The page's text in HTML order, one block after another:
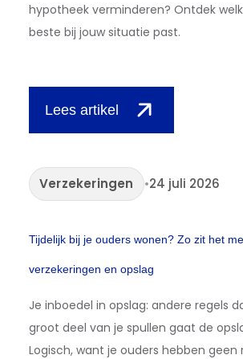
hypotheek verminderen? Ontdek
beste bij jouw situatie past.
Lees artikel
Verzekeringen •24 juli 2026
Tijdelijk bij je ouders wonen? Zo zit het
verzekeringen en opslag
Je inboedel in opslag: andere regels
groot deel van je spullen gaat de
Logisch, want je ouders hebben geen